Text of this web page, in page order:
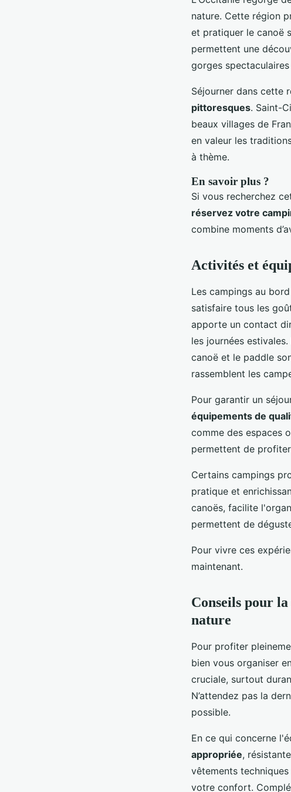
nature. Cette région
et pratiquer le canoë
permettent une
gorges
Séjourner dans cette
pittoresques. Saint-
beaux villages de
en valeur les
à thème.
En savoir plus ?
Si vous recherchez
réservez votre
combine moments
Activités et
Les campings au
satisfaire tous les
apporte un contact
les journées
canoë et le paddle
rassemblent les
Pour garantir un
équipements de
comme des espaces
permettent de
Certains campings
pratique et
canoës, facilite
permettent de
Pour vivre ces
maintenant.
Conseils pour
nature
Pour profiter
bien vous organiser
cruciale, surtout
N’attendez pas la
possible.
En ce qui concerne
appropriée,
vêtements
votre confort.